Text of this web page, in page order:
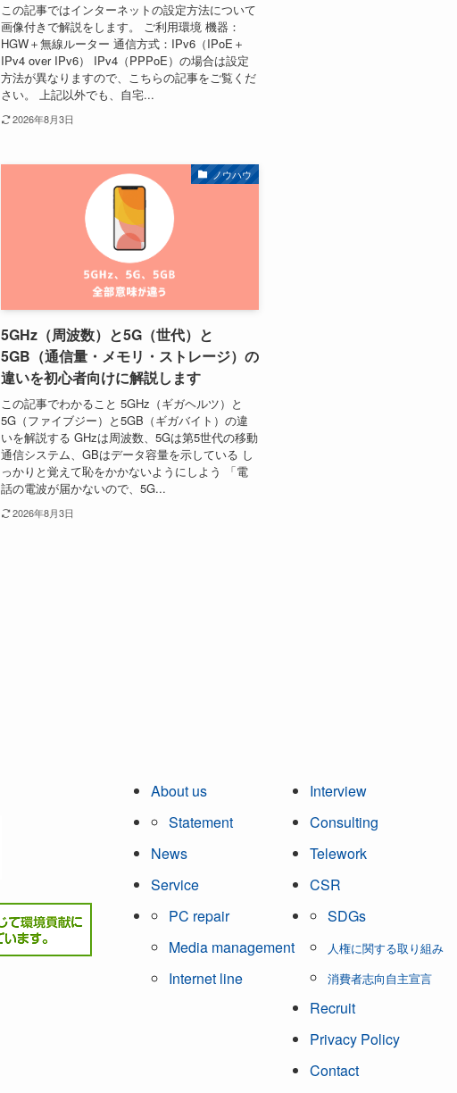
この記事ではインターネットの設定方法について
画像付きで解説をします。 ご利用環境 機器：
HGW＋無線ルーター 通信方式：IPv6（IPoE＋
IPv4 over IPv6） IPv4（PPPoE）の場合は設定
方法が異なりますので、こちらの記事をご覧くだ
さい。 上記以外でも、自宅...
2026年8月3日
ノウハウ
5GHz（周波数）と5G（世代）と
5GB（通信量・メモリ・ストレージ）の
違いを初心者向けに解説します
この記事でわかること 5GHz（ギガヘルツ）と
5G（ファイブジー）と5GB（ギガバイト）の違
いを解説する GHzは周波数、5Gは第5世代の移動
通信システム、GBはデータ容量を示している し
っかりと覚えて恥をかかないようにしよう 「電
話の電波が届かないので、5G...
2026年8月3日
About us
Statement
News
Service
PC repair
Media management
Internet line
Interview
Consulting
Telework
CSR
SDGs
人権に関する取り組み
消費者志向自主宣言
Recruit
Privacy Policy
Contact